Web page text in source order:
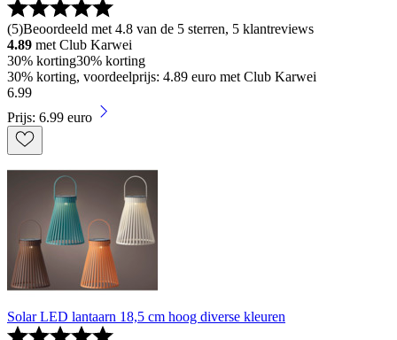
(5)Beoordeeld met 4.8 van de 5 sterren, 5 klantreviews
4.89 met Club Karwei
30% korting30% korting
30% korting, voordeelprijs: 4.89 euro met Club Karwei
6.99
Prijs: 6.99 euro
Solar LED lantaarn 18,5 cm hoog diverse kleuren